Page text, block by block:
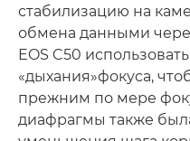
стабилизацию на
обмена данными
EOS C50
«дыхания»фокуса,
прежним по мере
диафрагмы также